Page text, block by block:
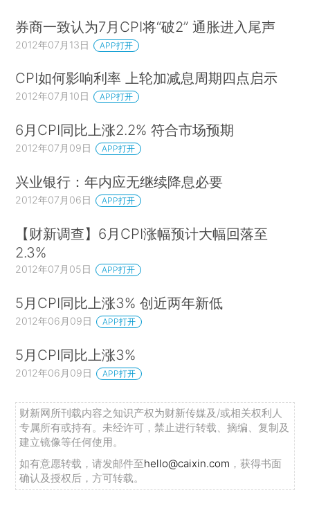
券商一致认为7月CPI将“破2” 通胀进入尾声
2012年07月13日 APP打开
CPI如何影响利率 上轮加减息周期四点启示
2012年07月10日 APP打开
6月CPI同比上涨2.2% 符合市场预期
2012年07月09日 APP打开
兴业银行：年内应无继续降息必要
2012年07月06日 APP打开
【财新调查】6月CPI涨幅预计大幅回落至
2.3%
2012年07月05日 APP打开
5月CPI同比上涨3% 创近两年新低
2012年06月09日 APP打开
5月CPI同比上涨3%
2012年06月09日 APP打开
财新网所刊载内容之知识产权为财新传媒及/或相关权利人
专属所有或持有。未经许可，禁止进行转载、摘编、复制及
建立镜像等任何使用。
如有意愿转载，请发邮件至hello@caixin.com ，获得书面
确认及授权后，方可转载。